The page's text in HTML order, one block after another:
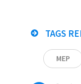
TAGS
MEP